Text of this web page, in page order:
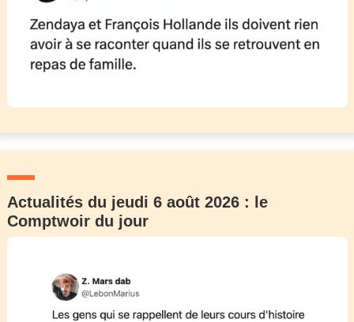
Actualités du jeudi 6 août 2026 : le
Comptwoir du jour